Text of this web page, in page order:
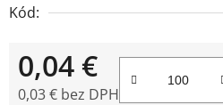
Kód:
0,04 €
0,03 € bez DPH